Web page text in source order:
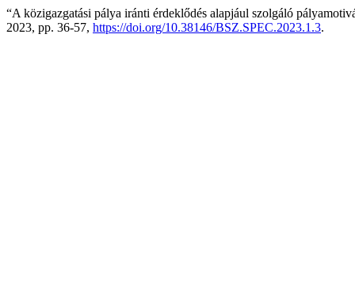
“A közigazgatási pálya iránti érdeklődés alapjául szolgáló
2023, pp. 36-57, https://doi.org/10.38146/BSZ.SPEC.2023.1.3.